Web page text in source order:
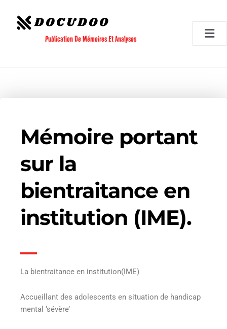
contenu
Publication De Mémoires Et Analyses
Mémoire portant
sur la
bientraitance en
institution (IME).
La bientraitance en institution(IME)
Accueillant des adolescents en situation de handicap
mental ‘sévère’